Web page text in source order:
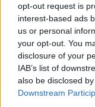
opt-out request is
interest-based ads
us or personal
your opt-out. You
disclosure of your
IAB’s list of
also be disclosed
Downstream